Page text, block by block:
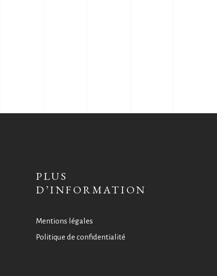
PLUS
D’INFORMATION
Mentions légales
Politique de confidentialité